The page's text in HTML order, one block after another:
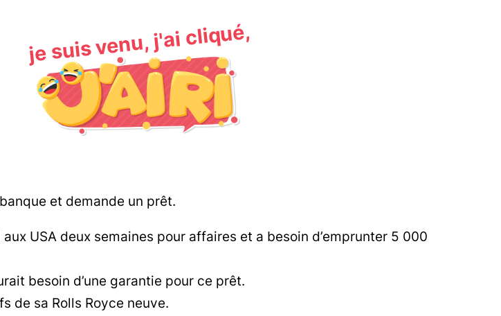
je suis venu, j'ai cliqué,
et demande un prêt.
aux USA deux semaines pour affaires et a besoin d’emprunter 5 000
besoin d’une garantie pour ce prêt.
de sa Rolls Royce neuve.